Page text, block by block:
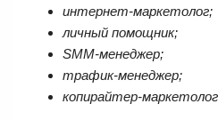
интернет-маркетолог;
личный помощник;
SMM-менеджер;
трафик-менеджер;
копирайтер-